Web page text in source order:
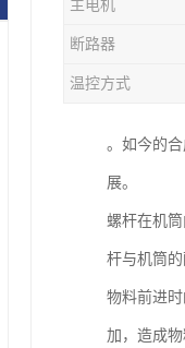
主电机
断路器
温控方式
。如今的
展。
螺杆在机
杆与机筒
物料前进
加，造成